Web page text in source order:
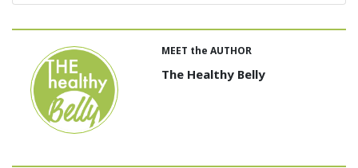
MEET the AUTHOR
The Healthy Belly